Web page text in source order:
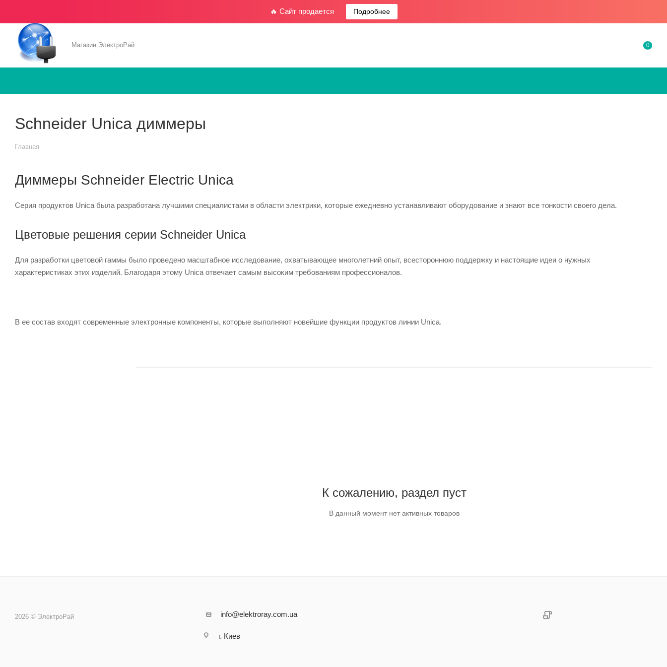
🔥 Сайт продается Подробнее
Магазин ЭлектроРай 0
Schneider Unica диммеры
Главная
Диммеры Schneider Electric Unica
Серия продуктов Unica была разработана лучшими специалистами в области электрики, которые ежедневно устанавливают оборудование и знают все тонкости своего дела.
Цветовые решения серии Schneider Unica
Для разработки цветовой гаммы было проведено масштабное исследование, охватывающее многолетний опыт, всестороннюю поддержку и настоящие идеи о нужных
характеристиках этих изделий. Благодаря этому Unica отвечает самым высоким требованиям профессионалов.
В ее состав входят современные электронные компоненты, которые выполняют новейшие функции продуктов линии Unica.
К сожалению, раздел пуст
В данный момент нет активных товаров
2026 © ЭлектроРай info@elektroray.com.ua
г. Киев